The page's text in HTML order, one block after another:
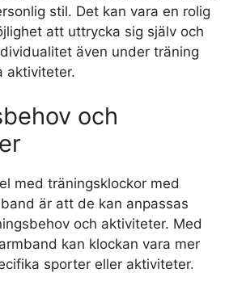
stil. Det kan vara en rolig
att uttrycka sig själv och
även under träning
aktiviteter.
och
med träningsklockor med
är att de kan anpassas
och aktiviteter. Med
kan klockan vara mer
sporter eller aktiviteter.